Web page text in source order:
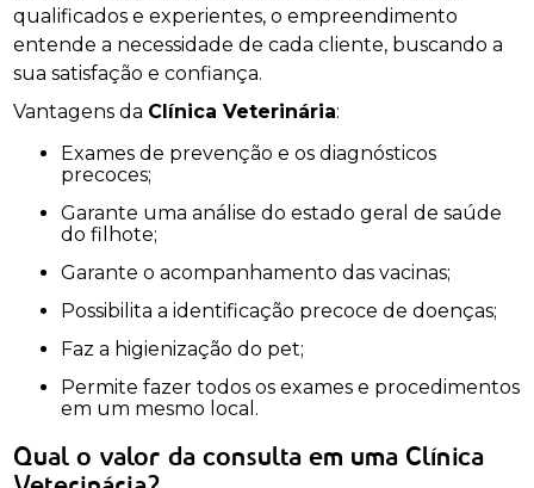
qualificados e experientes, o empreendimento
entende a necessidade de cada cliente, buscando a
sua satisfação e confiança.
Vantagens da Clínica Veterinária:
Exames de prevenção e os diagnósticos
precoces;
Garante uma análise do estado geral de saúde
do filhote;
Garante o acompanhamento das vacinas;
Possibilita a identificação precoce de doenças;
Faz a higienização do pet;
Permite fazer todos os exames e procedimentos
em um mesmo local.
Qual o valor da consulta em uma Clínica